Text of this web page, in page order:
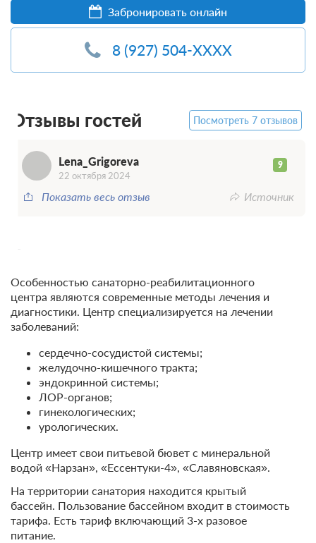
Забронировать онлайн
8 (927) 504-XXXX
Отзывы гостей Посмотреть 7 отзывов
Lena_Grigoreva 9
22 октября 2024
Показать весь отзыв Источник
Особенностью санаторно-реабилитационного
центра являются современные методы лечения и
диагностики. Центр специализируется на лечении
заболеваний:
сердечно-сосудистой системы;
желудочно-кишечного тракта;
эндокринной системы;
ЛОР-органов;
гинекологических;
урологических.
Центр имеет свои питьевой бювет с минеральной
водой «Нарзан», «Ессентуки-4», «Славяновская».
На территории санатория находится крытый
бассейн. Пользование бассейном входит в стоимость
тарифа. Есть тариф включающий 3-х разовое
питание.